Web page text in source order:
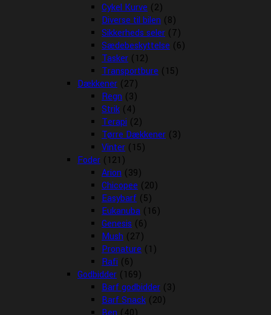
Cykel Kurve (2)
Diverse til bilen (8)
Sikkerheds seler (7)
Sædebeskyttelse (6)
Tasker (12)
Transportbure (15)
Dækkener (27)
Regn (3)
Strik (4)
Terapi (2)
Tørre Dækkener (3)
Vinter (15)
Foder (121)
Arion (39)
Chicopee (20)
Easybarf (5)
Eukanuba (16)
Genesis (6)
Mush (27)
Pronature (1)
Rafi (6)
Godbidder (169)
Barf godbidder (3)
Barf Snack (20)